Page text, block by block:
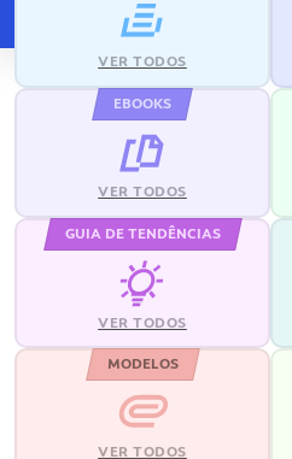
VER TODOS
EBOOKS
VER TODOS
GUIA DE TENDÊNCIAS
VER TODOS
MODELOS
VER TODOS